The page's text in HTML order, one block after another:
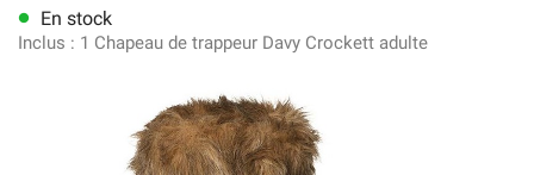
lens En stock
Inclus : 1 Chapeau de trappeur Davy Crockett adulte